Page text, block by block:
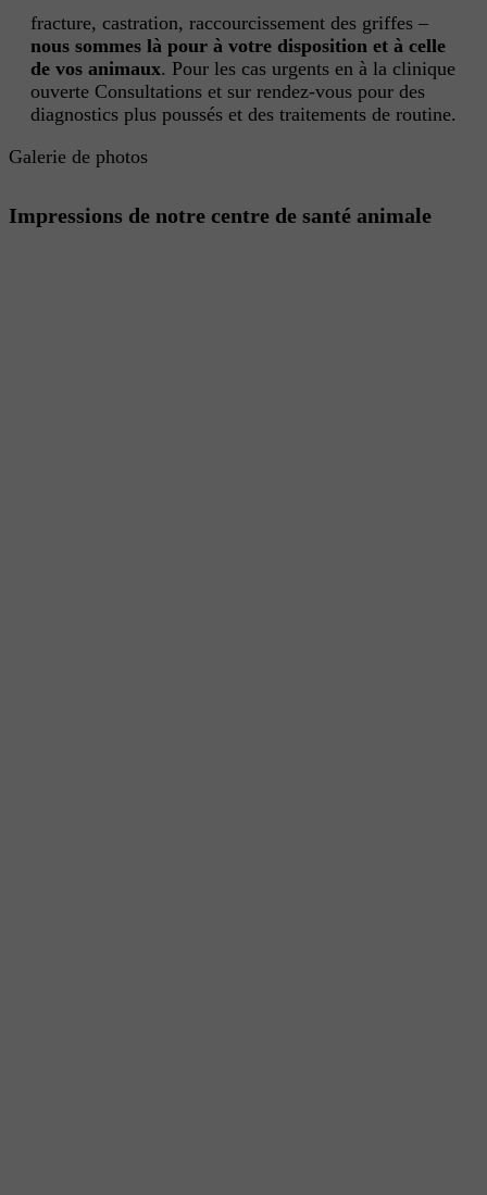
fracture, castration, raccourcissement des griffes –
nous sommes là pour à votre disposition et à celle
de vos animaux. Pour les cas urgents en à la clinique
ouverte Consultations et sur rendez-vous pour des
diagnostics plus poussés et des traitements de routine.
Galerie de photos
Impressions de notre centre de santé animale